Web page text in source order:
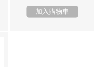
加入購物車